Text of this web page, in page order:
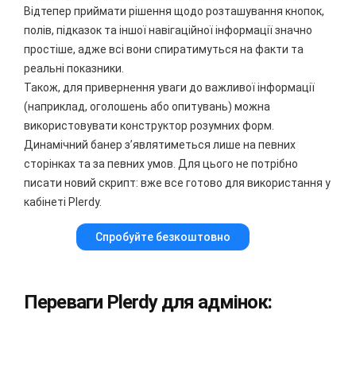
Відтепер приймати рішення щодо розташування кнопок,
полів, підказок та іншої навігаційної інформації значно
простіше, адже всі вони спиратимуться на факти та
реальні показники.
Також, для привернення уваги до важливої інформації
(наприклад, оголошень або опитувань) можна
використовувати конструктор розумних форм.
Динамічний банер з’являтиметься лише на певних
сторінках та за певних умов. Для цього не потрібно
писати новий скрипт: вже все готово для використання у
кабінеті Plerdy.
Спробуйте безкоштовно
Переваги Plerdy для адмінок: